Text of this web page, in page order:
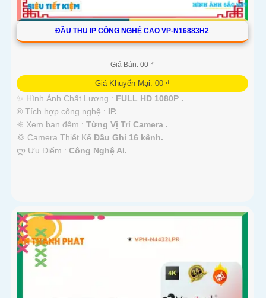
ĐẦU THU IP CÔNG NGHỆ CAO VP-N16883H2
Giá Bán: 00 ₫
Giá Khuyến Mại: 00 ₫
✨ Hình Ành Chất Lượng : FULL HD 1080P .
®️ Tích hợp công nghệ : IP.
❈ Xem ban đêm : Từng Vị Trí Camera .
💢 Camera Thiết Kế Đầu Ghi 16 kênh.
️ლ Ưu Điểm : Công Nghệ AI.